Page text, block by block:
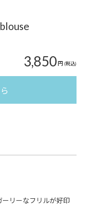
3,850円 (税込)
リーなフリルが好印